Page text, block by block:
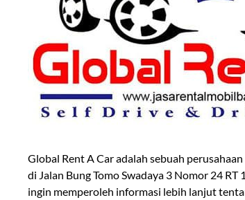
Global Rent A Car adalah sebuah
di Jalan Bung Tomo Swadaya 3 Nomor 24
ingin memperoleh informasi lebih lanjut